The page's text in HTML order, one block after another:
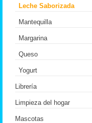
Leche Saborizada
Mantequilla
Margarina
Queso
Yogurt
Librería
Limpieza del hogar
Mascotas